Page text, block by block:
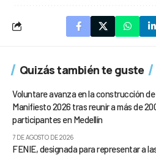
Quizás también te guste
Voluntare avanza en la construcción de
Manifiesto 2026 tras reunir a más de
participantes en Medellín
7 DE AGOSTO DE 2026
FENIE, designada para representar a